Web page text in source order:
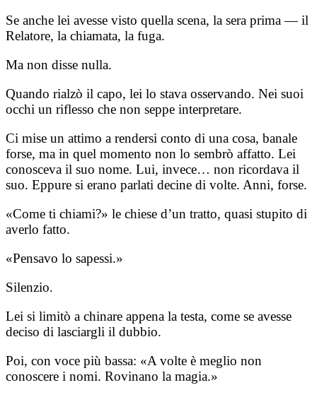
Se anche lei avesse visto quella scena, la sera prima — il
Relatore, la chiamata, la fuga.
Ma non disse nulla.
Quando rialzò il capo, lei lo stava osservando. Nei suoi
occhi un riflesso che non seppe interpretare.
Ci mise un attimo a rendersi conto di una cosa, banale
forse, ma in quel momento non lo sembrò affatto. Lei
conosceva il suo nome. Lui, invece… non ricordava il
suo. Eppure si erano parlati decine di volte. Anni, forse.
«Come ti chiami?» le chiese d’un tratto, quasi stupito di
averlo fatto.
«Pensavo lo sapessi.»
Silenzio.
Lei si limitò a chinare appena la testa, come se avesse
deciso di lasciargli il dubbio.
Poi, con voce più bassa: «A volte è meglio non
conoscere i nomi. Rovinano la magia.»